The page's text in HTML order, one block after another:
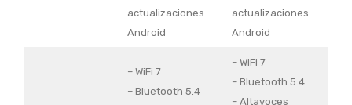
actualizaciones
Android
actualizaciones
Android
– WiFi 7
– Bluetooth 5.4
– WiFi 7
– Bluetooth 5.4
– Altavoces